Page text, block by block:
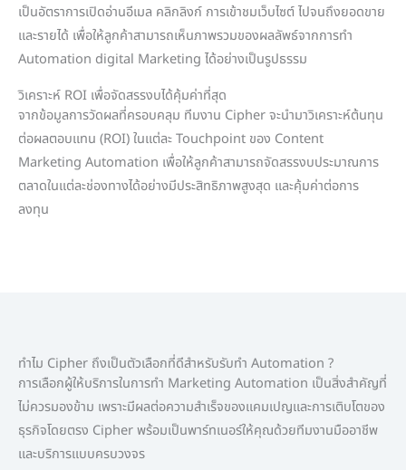
เป็นอัตราการเปิดอ่านอีเมล คลิกลิงก์ การเข้าชมเว็บไซต์ ไปจนถึงยอดขาย
และรายได้ เพื่อให้ลูกค้าสามารถเห็นภาพรวมของผลลัพธ์จากการทำ
Automation digital Marketing ได้อย่างเป็นรูปธรรม
วิเคราะห์ ROI เพื่อจัดสรรงบได้คุ้มค่าที่สุด
จากข้อมูลการวัดผลที่ครอบคลุม ทีมงาน Cipher จะนำมาวิเคราะห์ต้นทุน
ต่อผลตอบแทน (ROI) ในแต่ละ Touchpoint ของ Content
Marketing Automation เพื่อให้ลูกค้าสามารถจัดสรรงบประมาณการ
ตลาดในแต่ละช่องทางได้อย่างมีประสิทธิภาพสูงสุด และคุ้มค่าต่อการ
ลงทุน
ทำไม Cipher ถึงเป็นตัวเลือกที่ดีสำหรับรับทำ Automation ?
การเลือกผู้ให้บริการในการทำ Marketing Automation เป็นสิ่งสำคัญที่
ไม่ควรมองข้าม เพราะมีผลต่อความสำเร็จของแคมเปญและการเติบโตของ
ธุรกิจโดยตรง Cipher พร้อมเป็นพาร์ทเนอร์ให้คุณด้วยทีมงานมืออาชีพ
และบริการแบบครบวงจร